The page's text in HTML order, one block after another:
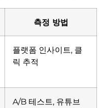
측정 방법
플랫폼 인사이트, 클
릭 추적
A/B 테스트, 유튜브